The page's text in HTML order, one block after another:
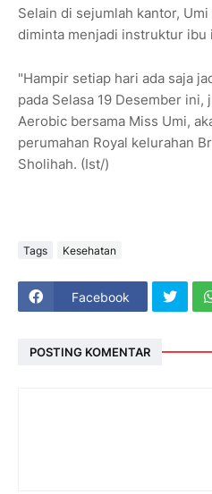
Selain di sejumlah kantor,
diminta menjadi instruktur ibu
"Hampir setiap hari ada saja
pada Selasa 19 Desember
Aerobic bersama Miss Umi,
perumahan Royal kelurahan
Sholihah. (Ist/)
Tags Kesehatan
Facebook
POSTING KOMENTAR